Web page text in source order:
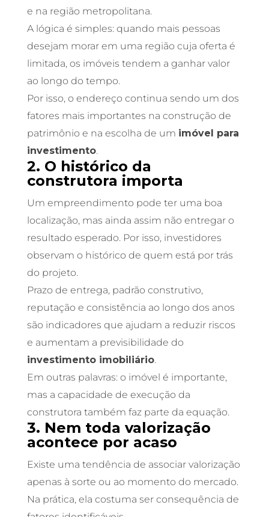
e na região metropolitana.
A lógica é simples: quando mais pessoas
desejam morar em uma região cuja oferta é
limitada, os imóveis tendem a ganhar valor
ao longo do tempo.
Por isso, o endereço continua sendo um dos
fatores mais importantes na construção de
patrimônio e na escolha de um imóvel para
investimento.
2. O histórico da
construtora importa
Um empreendimento pode ter uma boa
localização, mas ainda assim não entregar o
resultado esperado. Por isso, investidores
observam o histórico de quem está por trás
do projeto.
Prazo de entrega, padrão construtivo,
reputação e consistência ao longo dos anos
são indicadores que ajudam a reduzir riscos
e aumentam a previsibilidade do
investimento imobiliário.
Em outras palavras: o imóvel é importante,
mas a capacidade de execução da
construtora também faz parte da equação.
3. Nem toda valorização
acontece por acaso
Existe uma tendência de associar valorização
apenas à sorte ou ao momento do mercado.
Na prática, ela costuma ser consequência de